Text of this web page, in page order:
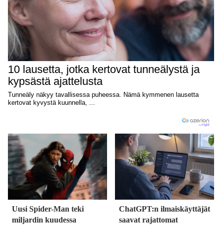
Uusi Spider-Man teki
miljardin kuudessa
ChatGPT:n ilmaiskäyttäjät
saavat rajattomat